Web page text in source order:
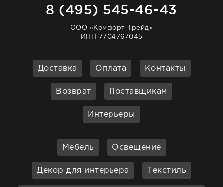
8 (495) 545-46-43
ООО «Комфорт Трейд»
ИНН 7704767045
Доставка Оплата Контакты
Возврат Поставщикам
Интерьеры
Мебель Освещение
Декор для интерьера Текстиль